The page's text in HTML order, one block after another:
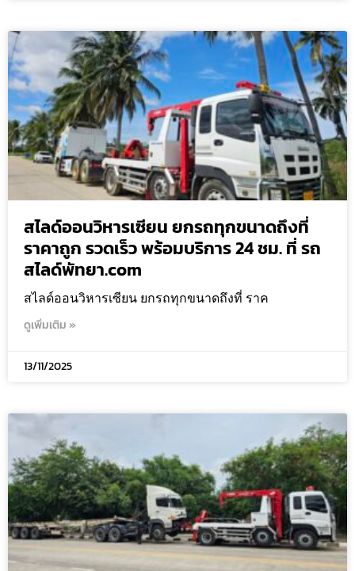
สไลด์ออนวิหารเซียน ยกรถทุกขนาดถึงที่
ราคาถูก รวดเร็ว พร้อมบริการ 24 ชม. ที่ รถ
สไลด์พัทยา.com
สไลด์ออนวิหารเซียน ยกรถทุกขนาดถึงที่ ราค
ดูเพิ่มเติม »
13/11/2025